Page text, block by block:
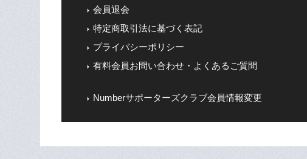
会員退会
特定商取引法に基づく表記
プライバシーポリシー
有料会員お問い合わせ・よくあるご質問
Numberサポーターズクラブ会員情報変更